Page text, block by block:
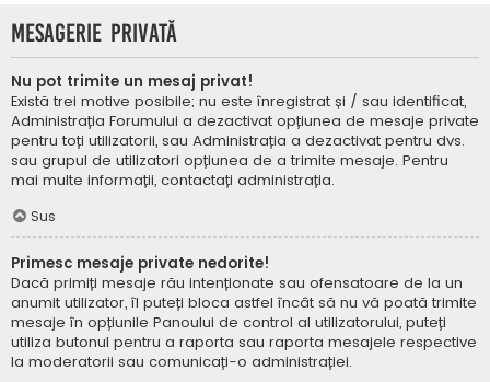
Mesagerie privată
Nu pot trimite un mesaj privat!
Există trei motive posibile; nu este înregistrat și / sau identificat,
Administrația Forumului a dezactivat opțiunea de mesaje private
pentru toți utilizatorii, sau Administrația a dezactivat pentru dvs.
sau grupul de utilizatori opțiunea de a trimite mesaje. Pentru
mai multe informații, contactați administrația.
Sus
Primesc mesaje private nedorite!
Dacă primiți mesaje rău intenționate sau ofensatoare de la un
anumit utilizator, îl puteți bloca astfel încât să nu vă poată trimite
mesaje în opțiunile Panoului de control al utilizatorului, puteți
utiliza butonul pentru a raporta sau raporta mesajele respective
la moderatorii sau comunicați-o administrației.